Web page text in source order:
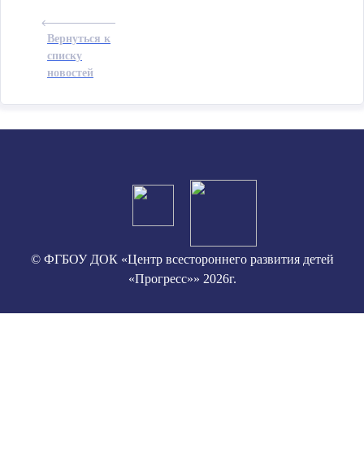
Вернуться к
списку
новостей
© ФГБОУ ДОК «Центр всестороннего развития детей
«Прогресс»» 2026г.